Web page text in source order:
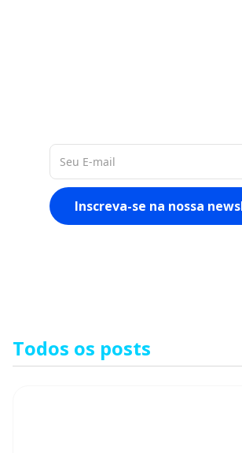
sobre o mercado
Todos os posts